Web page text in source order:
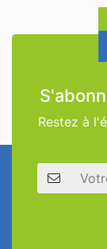
Restez à
Adresse